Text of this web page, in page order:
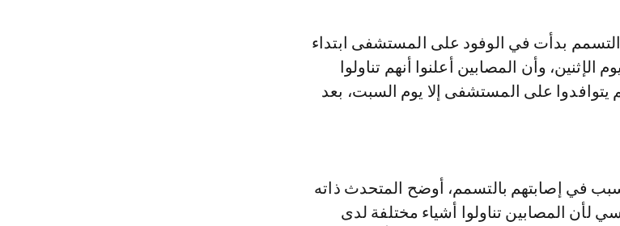
بدأت في الوفود على المستشفى ابتداء
وأن المصابين أعلنوا أنهم تناولوا
على المستشفى إلا يوم السبت، بعد
في إصابتهم بالتسمم، أوضح المتحدث ذاته
لأن المصابين تناولوا أشياء مختلفة لدى